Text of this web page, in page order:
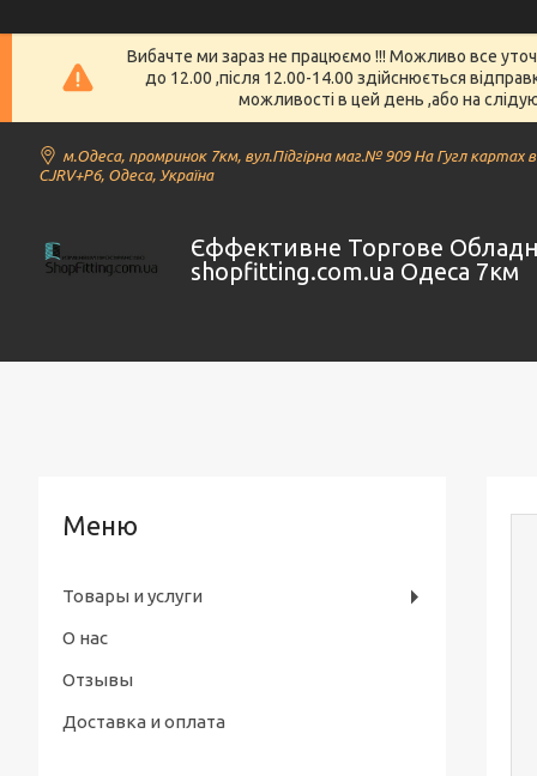
Вибачте ми зараз не працюємо !!! Можливо все
до 12.00 ,після 12.00-14.00 здійснюється
можливості в цей день ,або на
м.Одеса, промринок 7км, вул.Підгірна маг.№ 909 На Гугл картах
CJRV+P6, Одеса, Україна
Єффективне Торгове
shopfitting.com.ua Одеса 7км
Товары и услуги
О нас
Отзывы
Доставка и оплата